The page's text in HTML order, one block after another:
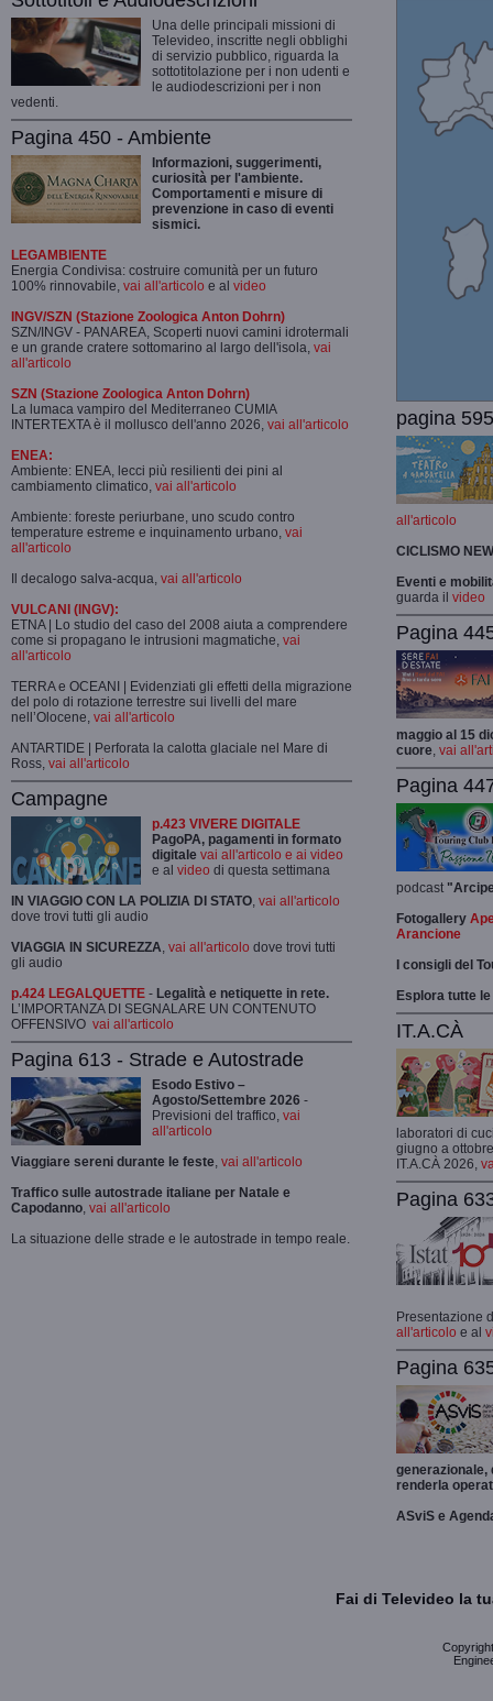
Una delle principali missioni di
Televideo, inscritte negli obblighi
di servizio pubblico, riguarda la
sottotitolazione per i non udenti e
le audiodescrizioni per i non
vedenti.
Pagina 450 - Ambiente
Informazioni, suggerimenti,
curiosità per l'ambiente.
Comportamenti e misure di
prevenzione in caso di eventi
sismici.
LEGAMBIENTE
Energia Condivisa: costruire comunità per un futuro
100% rinnovabile, vai all'articolo e al video
INGV/SZN (Stazione Zoologica Anton Dohrn)
SZN/INGV - PANAREA, Scoperti nuovi camini idrotermali
e un grande cratere sottomarino al largo dell'isola, vai
all'articolo
SZN (Stazione Zoologica Anton Dohrn)
La lumaca vampiro del Mediterraneo CUMIA
INTERTEXTA è il mollusco dell'anno 2026, vai all'articolo
ENEA:
Ambiente: ENEA, lecci più resilienti dei pini al
cambiamento climatico, vai all'articolo
Ambiente: foreste periurbane, uno scudo contro
temperature estreme e inquinamento urbano, vai
all'articolo
Il decalogo salva-acqua, vai all'articolo
VULCANI (INGV):
ETNA | Lo studio del caso del 2008 aiuta a comprendere
come si propagano le intrusioni magmatiche, vai
all'articolo
TERRA e OCEANI | Evidenziati gli effetti della migrazione
del polo di rotazione terrestre sui livelli del mare
nell’Olocene, vai all'articolo
ANTARTIDE | Perforata la calotta glaciale nel Mare di
Ross, vai all'articolo
Campagne
p.423 VIVERE DIGITALE
PagoPA, pagamenti in formato
digitale vai all'articolo e ai video
e al video di questa settimana
IN VIAGGIO CON LA POLIZIA DI STATO, vai all'articolo
dove trovi tutti gli audio
VIAGGIA IN SICUREZZA, vai all'articolo dove trovi tutti
gli audio
p.424 LEGALQUETTE - Legalità e netiquette in rete.
L’IMPORTANZA DI SEGNALARE UN CONTENUTO
OFFENSIVO vai all'articolo
Pagina 613 - Strade e Autostrade
Esodo Estivo –
Agosto/Settembre 2026 -
Previsioni del traffico, vai
all'articolo
Viaggiare sereni durante le feste, vai all'articolo
Traffico sulle autostrade italiane per Natale e
Capodanno, vai all'articolo
La situazione delle strade e le autostrade in tempo reale.
pagina
all'articolo
CICLISMO
Eventi e
guarda il video
Pagina
maggio al 15
cuore, vai
Pagina
podcast
Fotogallery
Arancione
I consigli del
Esplora tutte
IT.A.CÀ
laboratori di
giugno a
IT.A.CÀ 2026,
Pagina
Presentazione
all'articolo e al
Pagina
generazionale,
renderla
ASviS e
Fai di Televideo la